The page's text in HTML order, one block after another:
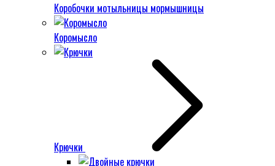
Коробочки мотыльницы мормышницы
Коромысло
Крючки